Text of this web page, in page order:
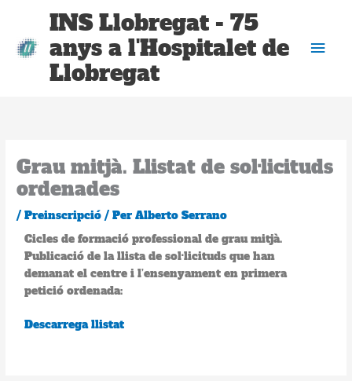
contingut
INS Llobregat - 75
anys a l'Hospitalet de
Llobregat
Grau mitjà. Llistat de sol·licituds
ordenades
/Preinscripció / Per Alberto Serrano
Cicles de formació professional de grau mitjà.
Publicació de la llista de sol·licituds que han
demanat el centre i l’ensenyament en primera
petició ordenada:
Descarrega llistat